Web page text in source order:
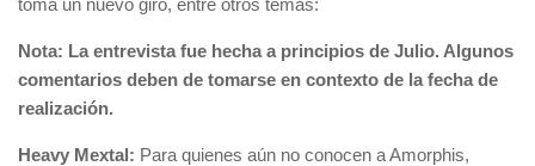
toma un nuevo giro, entre otros temas:
Nota: La entrevista fue hecha a principios de Julio. Algunos
comentarios deben de tomarse en contexto de la fecha de
realización.
Heavy Mextal: Para quienes aún no conocen a Amorphis,